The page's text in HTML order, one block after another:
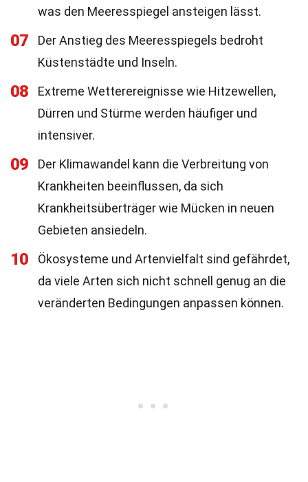
was den Meeresspiegel ansteigen lässt.
07
Der Anstieg des Meeresspiegels bedroht
Küstenstädte und Inseln.
08
Extreme Wetterereignisse wie Hitzewellen,
Dürren und Stürme werden häufiger und
intensiver.
09
Der Klimawandel kann die Verbreitung von
Krankheiten beeinflussen, da sich
Krankheitsüberträger wie Mücken in neuen
Gebieten ansiedeln.
10
Ökosysteme und Artenvielfalt sind gefährdet,
da viele Arten sich nicht schnell genug an die
veränderten Bedingungen anpassen können.